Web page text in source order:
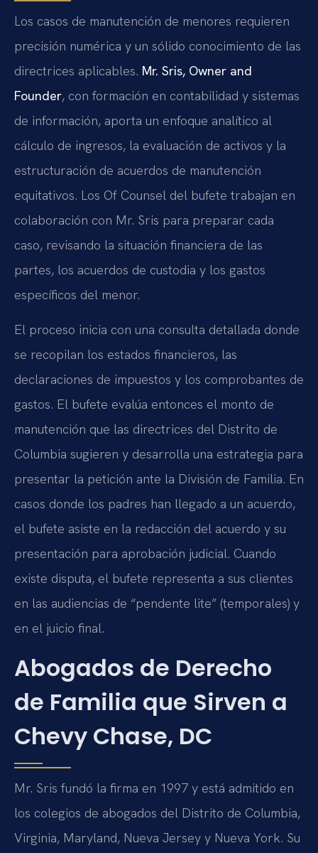
Los casos de manutención de menores requieren
precisión numérica y un sólido conocimiento de las
directrices aplicables. Mr. Sris, Owner and
Founder, con formación en contabilidad y sistemas
de información, aporta un enfoque analítico al
cálculo de ingresos, la evaluación de activos y la
estructuración de acuerdos de manutención
equitativos. Los Of Counsel del bufete trabajan en
colaboración con Mr. Sris para preparar cada
caso, revisando la situación financiera de las
partes, los acuerdos de custodia y los gastos
específicos del menor.
El proceso inicia con una consulta detallada donde
se recopilan los estados financieros, las
declaraciones de impuestos y los comprobantes de
gastos. El bufete evalúa entonces el monto de
manutención que las directrices del Distrito de
Columbia sugieren y desarrolla una estrategia para
presentar la petición ante la División de Familia. En
casos donde los padres han llegado a un acuerdo,
el bufete asiste en la redacción del acuerdo y su
presentación para aprobación judicial. Cuando
existe disputa, el bufete representa a sus clientes
en las audiencias de “pendente lite” (temporales) y
en el juicio final.
Abogados de Derecho
de Familia que Sirven a
Chevy Chase, DC
Mr. Sris fundó la firma en 1997 y está admitido en
los colegios de abogados del Distrito de Columbia,
Virginia, Maryland, Nueva Jersey y Nueva York. Su